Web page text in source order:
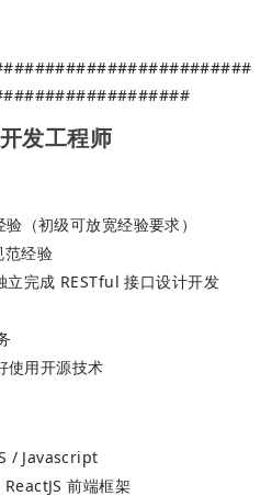
发工程师
（初级可放宽经验要求）
范经验
完成 RESTful 接口设计开发
使用开源技术
/ Javascript
前端框架